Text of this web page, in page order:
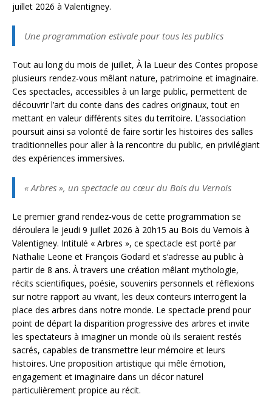
juillet 2026 à Valentigney.
Une programmation estivale pour tous les publics
Tout au long du mois de juillet, À la Lueur des Contes propose
plusieurs rendez-vous mêlant nature, patrimoine et imaginaire.
Ces spectacles, accessibles à un large public, permettent de
découvrir l’art du conte dans des cadres originaux, tout en
mettant en valeur différents sites du territoire. L’association
poursuit ainsi sa volonté de faire sortir les histoires des salles
traditionnelles pour aller à la rencontre du public, en privilégiant
des expériences immersives.
« Arbres », un spectacle au cœur du Bois du Vernois
Le premier grand rendez-vous de cette programmation se
déroulera le jeudi 9 juillet 2026 à 20h15 au Bois du Vernois à
Valentigney. Intitulé « Arbres », ce spectacle est porté par
Nathalie Leone et François Godard et s’adresse au public à
partir de 8 ans. À travers une création mêlant mythologie,
récits scientifiques, poésie, souvenirs personnels et réflexions
sur notre rapport au vivant, les deux conteurs interrogent la
place des arbres dans notre monde. Le spectacle prend pour
point de départ la disparition progressive des arbres et invite
les spectateurs à imaginer un monde où ils seraient restés
sacrés, capables de transmettre leur mémoire et leurs
histoires. Une proposition artistique qui mêle émotion,
engagement et imaginaire dans un décor naturel
particulièrement propice au récit.